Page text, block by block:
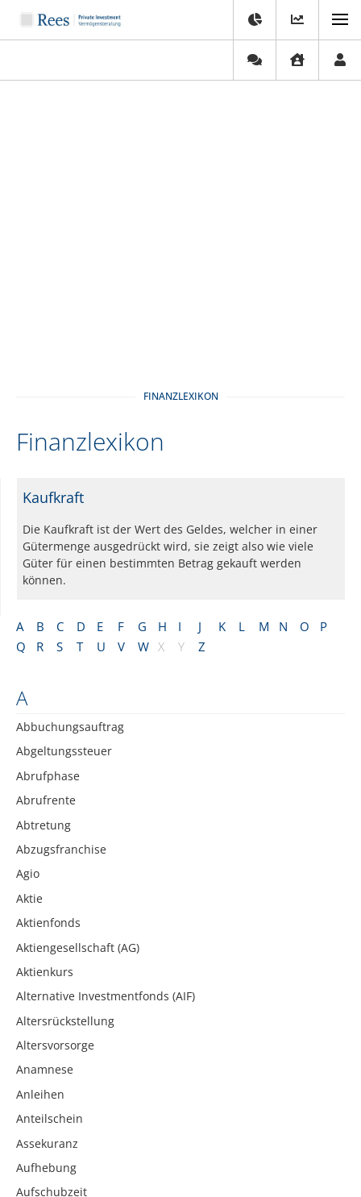
FINANZLEXIKON
Finanzlexikon
A B C D E F G H I J K L M N O
P
Q
R S T U V W X Y Z
A
Abbuchungsauftrag
Abgeltungssteuer
Abrufphase
Abrufrente
Abtretung
Abzugsfranchise
Agio
Aktie
Aktienfonds
Aktiengesellschaft (AG)
Aktienkurs
Alternative Investmentfonds (AIF)
Altersrückstellung
Altersvorsorge
Anamnese
Anleihen
Anteilschein
Assekuranz
Aufhebung
Aufschubzeit
Kaufkraft
Die Kaufkraft ist der Wert des Geldes, welcher in einer
Gütermenge ausgedrückt wird, sie zeigt also wie viele
Güter für einen bestimmten Betrag gekauft werden
können.